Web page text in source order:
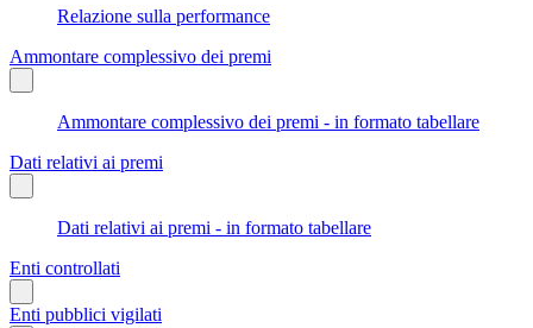
Relazione sulla performance
Ammontare complessivo dei premi
Ammontare complessivo dei premi - in formato tabellare
Dati relativi ai premi
Dati relativi ai premi - in formato tabellare
Enti controllati
Enti pubblici vigilati